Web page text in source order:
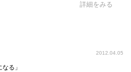
詳細をみる
2012.04.05
る」